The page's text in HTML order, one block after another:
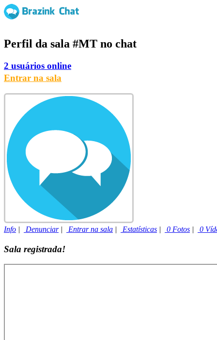
Perfil da sala #MT no chat
2 usuários online
Entrar na sala
Info | Denunciar| Entrar na sala | Estatísticas | 0 Fotos | 0
Sala registrada!